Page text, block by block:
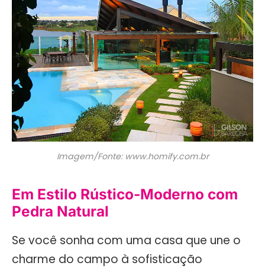
Imagem/Fonte: www.homify.com.br
Em Estilo Rústico-Moderno com
Pedra Natural
Se você sonha com uma casa que une o
charme do campo à sofisticação